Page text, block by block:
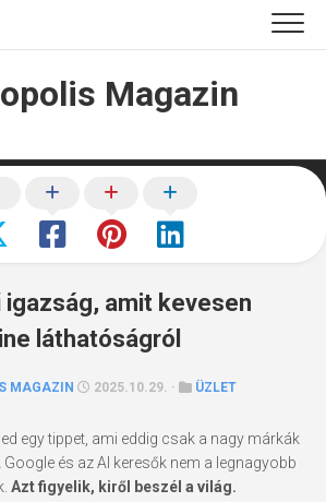
Magazin
igazság, amit kevesen
láthatóságról
MAGAZIN 2025.10.29. · ÜZLET
egy tippet, ami eddig csak a nagy márkák
és az AI keresők nem a legnagyobb
Azt figyelik, kiről beszél a világ.